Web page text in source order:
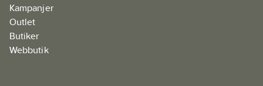
Kampanjer
Outlet
Butiker
Webbutik